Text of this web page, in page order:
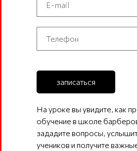
записаться
На уроке вы увидите, как
обучение в школе
зададите вопросы,
учеников и получите